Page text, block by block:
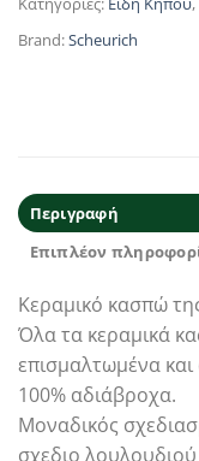
Brand:Scheurich
Περιγραφή
Επιπλέον
Κεραμικό κασπώ
Όλα τα κεραμικά
επισμαλτωμένα
100% αδιάβροχα.
Μοναδικός
σχεδιο